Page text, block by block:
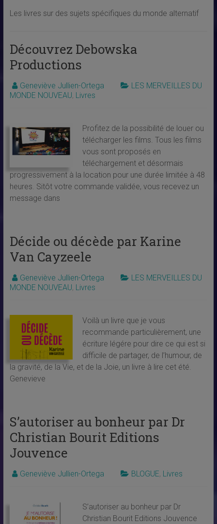
Les livres sur des sujets spécifiques du monde alternatif
Découvrez Debowska
Productions
Geneviève Jullien-Ortega
LES MERVEILLES DU
MONDE NOUVEAU, Livres
Profitez de la possibilité de louer ou
télécharger les films. Tous les films
vous sont proposés en
téléchargement et désormais
progressivement à la location pour une durée limitée à 48
heures. Sitôt votre commande validée, vous recevez un
message dans
Décide ou décède par Karine
Van Cayzeele
Geneviève Jullien-Ortega
LES MERVEILLES DU
MONDE NOUVEAU, Livres
Voilà un livre que je vous
recommande particulièrement, une
écriture légére pour dire ce qui est si
difficile de partager, de l’humour, de
la gravité, de la Vie, et de la Joie, un livre à lire cet été.
Genevieve
S’autoriser au bonheur par Dr
Christian Bourit Editions
Jouvence
Geneviève Jullien-Ortega BLOGUE, Livres
S’autoriser au bonheur par Dr
Christian Bourit Editions Jouvence